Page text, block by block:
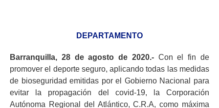
DEPARTAMENTO
Barranquilla, 28 de agosto de 2020.- Con el fin de
promover el deporte seguro, aplicando todas las medidas
de bioseguridad emitidas por el Gobierno Nacional para
evitar la propagación del covid-19, la Corporación
Autónoma Regional del Atlántico, C.R.A, como máxima